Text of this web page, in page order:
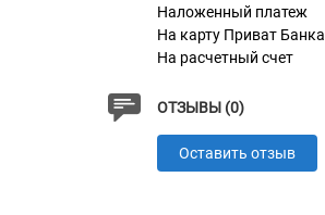
Наложенный платеж
На карту Приват Банка
На расчетный счет
ОТЗЫВЫ (0)
Оставить отзыв